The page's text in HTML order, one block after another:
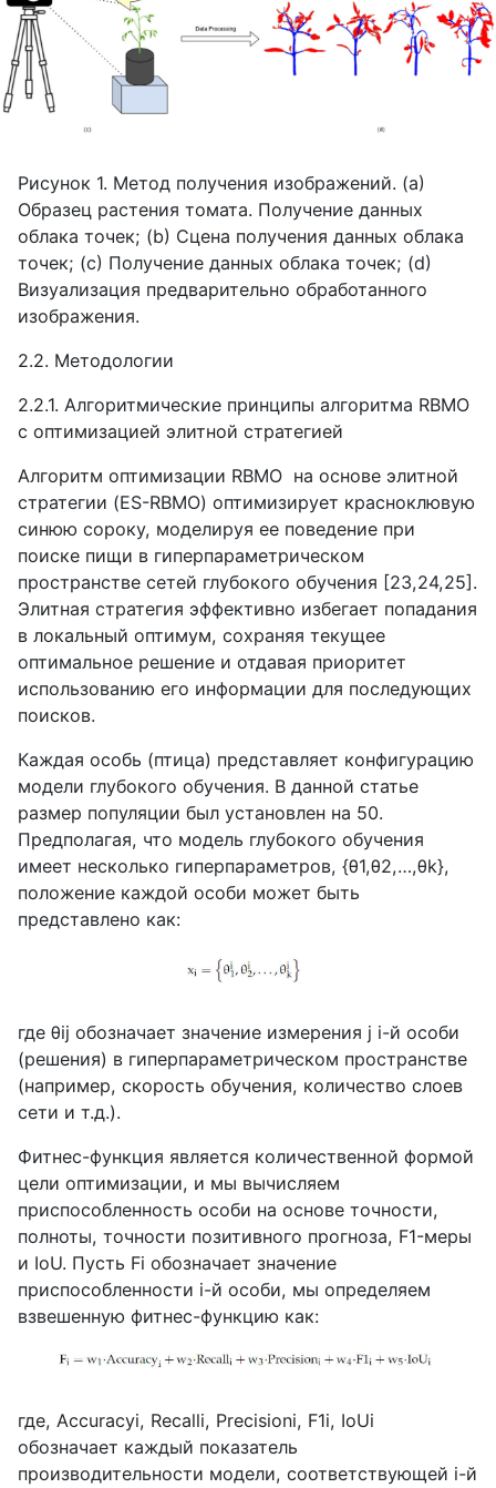
Рисунок 1. Метод получения изображений. (a)
Образец растения томата. Получение данных
облака точек; (b) Сцена получения данных облака
точек; (c) Получение данных облака точек; (d)
Визуализация предварительно обработанного
изображения.
2.2. Методологии
2.2.1. Алгоритмические принципы алгоритма RBMO
с оптимизацией элитной стратегией
Алгоритм оптимизации RBMO на основе элитной
стратегии (ES-RBMO) оптимизирует красноклювую
синюю сороку, моделируя ее поведение при
поиске пищи в гиперпараметрическом
пространстве сетей глубокого обучения [23,24,25].
Элитная стратегия эффективно избегает попадания
в локальный оптимум, сохраняя текущее
оптимальное решение и отдавая приоритет
использованию его информации для последующих
поисков.
Каждая особь (птица) представляет конфигурацию
модели глубокого обучения. В данной статье
размер популяции был установлен на 50.
Предполагая, что модель глубокого обучения
имеет несколько гиперпараметров, {θ1,θ2,…,θk},
положение каждой особи может быть
представлено как:
где θij обозначает значение измерения j i-й особи
(решения) в гиперпараметрическом пространстве
(например, скорость обучения, количество слоев
сети и т.д.).
Фитнес-функция является количественной формой
цели оптимизации, и мы вычисляем
приспособленность особи на основе точности,
полноты, точности позитивного прогноза, F1-меры
и IoU. Пусть Fi обозначает значение
приспособленности i-й особи, мы определяем
взвешенную фитнес-функцию как:
где, Accuracyi, Recalli, Precisioni, F1i, IoUi
обозначает каждый показатель
производительности модели, соответствующей i-й